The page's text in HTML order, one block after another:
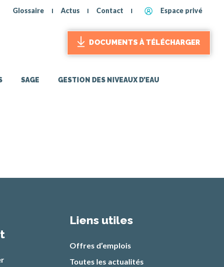
Glossaire Actus Contact Espace privé
DOCUMENTS À TÉLÉCHARGER
SAGE GESTION DES NIVEAUX D’EAU
Liens utiles
Offres d’emplois
Toutes les actualités